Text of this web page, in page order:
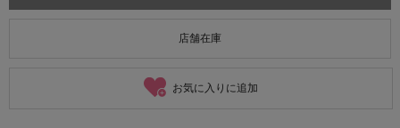
店舗在庫
お気に入りに追加